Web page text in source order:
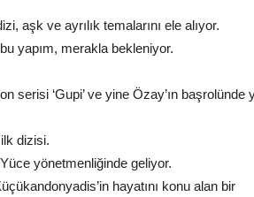
aşk ve ayrılık temalarını ele alıyor.
yapım, merakla bekleniyor.
serisi ‘Gupi’ ve yine Özay’ın başrolünde
dizisi.
yönetmenliğinde geliyor.
hayatını konu alan bir